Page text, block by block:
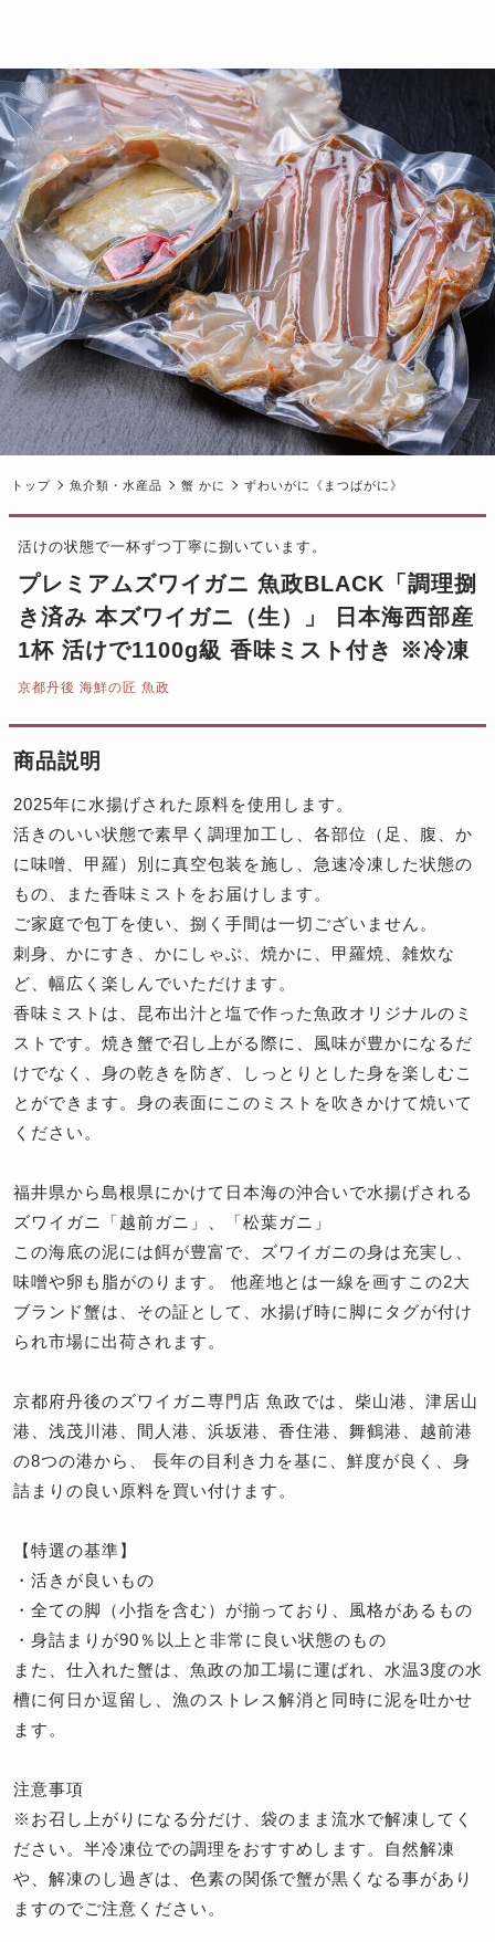
トップ 魚介類・水産品 蟹 かに ずわいがに《まつばがに》
活けの状態で一杯ずつ丁寧に捌いています。
プレミアムズワイガニ 魚政BLACK「調理捌
き済み 本ズワイガニ（生）」 日本海西部産
1杯 活けで1100g級 香味ミスト付き ※冷凍
京都丹後 海鮮の匠 魚政
商品説明
2025年に水揚げされた原料を使用します。
活きのいい状態で素早く調理加工し、各部位（足、腹、か
に味噌、甲羅）別に真空包装を施し、急速冷凍した状態の
もの、また香味ミストをお届けします。
ご家庭で包丁を使い、捌く手間は一切ございません。
刺身、かにすき、かにしゃぶ、焼かに、甲羅焼、雑炊な
ど、幅広く楽しんでいただけます。
香味ミストは、昆布出汁と塩で作った魚政オリジナルのミ
ストです。焼き蟹で召し上がる際に、風味が豊かになるだ
けでなく、身の乾きを防ぎ、しっとりとした身を楽しむこ
とができます。身の表面にこのミストを吹きかけて焼いて
ください。
福井県から島根県にかけて日本海の沖合いで水揚げされる
ズワイガニ「越前ガニ」、「松葉ガニ」
この海底の泥には餌が豊富で、ズワイガニの身は充実し、
味噌や卵も脂がのります。 他産地とは一線を画すこの2大
ブランド蟹は、その証として、水揚げ時に脚にタグが付け
られ市場に出荷されます。
京都府丹後のズワイガニ専門店 魚政では、柴山港、津居山
港、浅茂川港、間人港、浜坂港、香住港、舞鶴港、越前港
の8つの港から、 長年の目利き力を基に、鮮度が良く、身
詰まりの良い原料を買い付けます。
【特選の基準】
・活きが良いもの
・全ての脚（小指を含む）が揃っており、風格があるもの
・身詰まりが90％以上と非常に良い状態のもの
また、仕入れた蟹は、魚政の加工場に運ばれ、水温3度の水
槽に何日か逗留し、漁のストレス解消と同時に泥を吐かせ
ます。
注意事項
※ お召し上がりになる分だけ、袋のまま流水で解凍してく
ださい。半冷凍位での調理をおすすめします。自然解凍
や、解凍のし過ぎは、色素の関係で蟹が黒くなる事があり
ますのでご注意ください。